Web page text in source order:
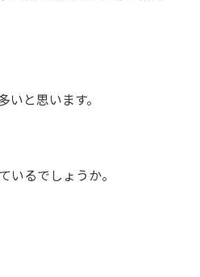
と思います。
るでしょうか。